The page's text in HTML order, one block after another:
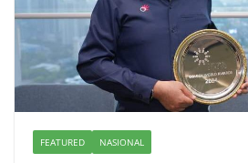
FEATURED NASIONAL